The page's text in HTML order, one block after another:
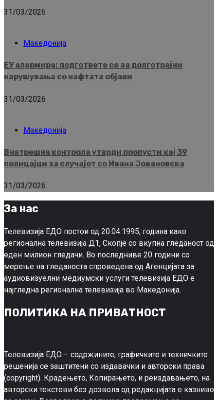
31/03/2026
Македонија
ЕУ алармира: подгответе се за долготрајни
нарушувања со нафтата објави
31/03/2026
Македонија
Внатрешна контрола утврди пропусти кај 39
полицајци за случајот со Ивана Јовановска
31/03/2026
За нас
Телевизија ЕДО постои од 20.04.1995, година како
регионална телевизија Д1, Скопје со вкупна гледаност од
еден милион гледачи. Во последниве 20 години со
мерење на гледаноста спроведена од Агенцијата за
аудиовизуелни медиумски услуги телевизија ЕДО е
најгледна регионална телевизија во Македонија.
ПОЛИТИКА НА ПРИВАТНОСТ
Телевизија ЕДО – содржините, графичките и техничките
решенија се заштитени со издавачки и авторски права
(copyright). Крадењето, Копирањето, и реиздавањето, на
авторски текстови без дозвола од редакцијата е казниво